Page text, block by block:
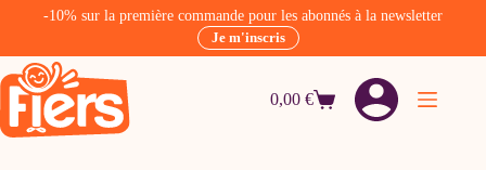
-10% sur la première commande pour les abonnés à la newsletter
Je m'inscris
Passer
au
contenu
Panier
0,00€